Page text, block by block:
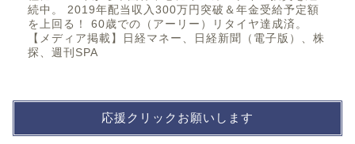
続中。 2019年配当収入300万円突破＆年金受給予定額
を上回る！ 60歳での（アーリー）リタイヤ達成済。
【メディア掲載】日経マネー、日経新聞（電子版）、株
探、週刊SPA
応援クリックお願いします